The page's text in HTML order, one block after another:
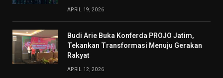
APRIL 19, 2026
Budi Arie Buka Konferda PROJO Jatim,
Tekankan Transformasi Menuju Gerakan
Rakyat
APRIL 12, 2026